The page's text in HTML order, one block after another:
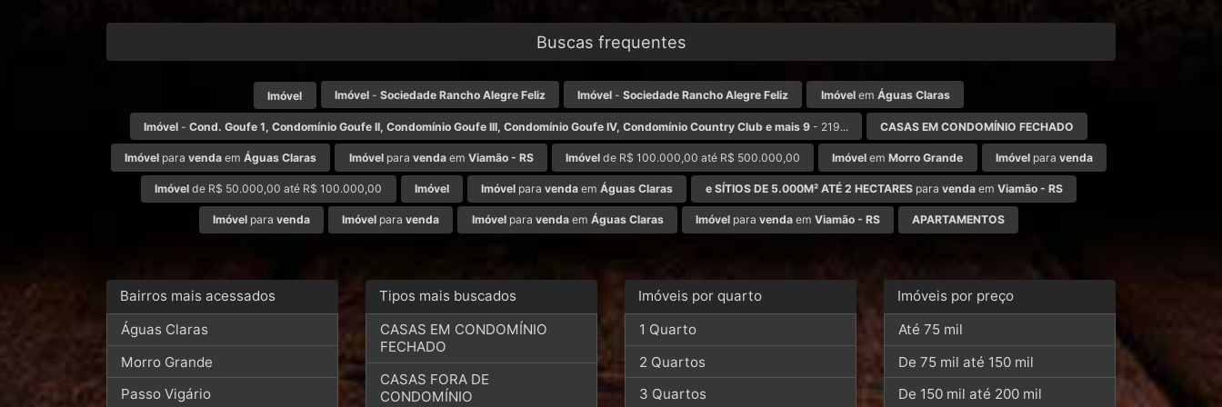
Buscas frequentes
Imóvel Imóvel- Sociedade Rancho Alegre Feliz Imóvel -Sociedade Rancho Alegre Feliz Imóvelem Águas Claras
Imóvel- Cond. Goufe 1, Condomínio Goufe II, Condomínio Goufe III, Condomínio Goufe IV, Condomínio Country Club e mais 9- 219... CASAS EM CONDOMÍNIO FECHADO
Imóvel paravenda emÁguas Claras Imóvelpara vendaem Viamão - RS Imóvel de R$ 100.000,00 até R$ 500.000,00 Imóvel emMorro Grande Imóvelpara venda
Imóvel de R$ 50.000,00 até R$ 100.000,00 Imóvel Imóvel paravenda emÁguas Claras e SÍTIOS DE 5.000M² ATÉ 2 HECTARESpara vendaem Viamão - RS
Imóvelpara venda Imóvel paravenda Imóvelpara vendaem Águas Claras Imóvelpara vendaem Viamão - RS APARTAMENTOS
Bairros mais acessados
Águas Claras
Morro Grande
Passo Vigário
Tipos mais buscados
CASAS EM CONDOMÍNIO
FECHADO
CASAS FORA DE
CONDOMÍNIO
Imóveis por quarto
1 Quarto
2 Quartos
3 Quartos
Imóveis por preço
Até 75 mil
De 75 mil até 150 mil
De 150 mil até 200 mil